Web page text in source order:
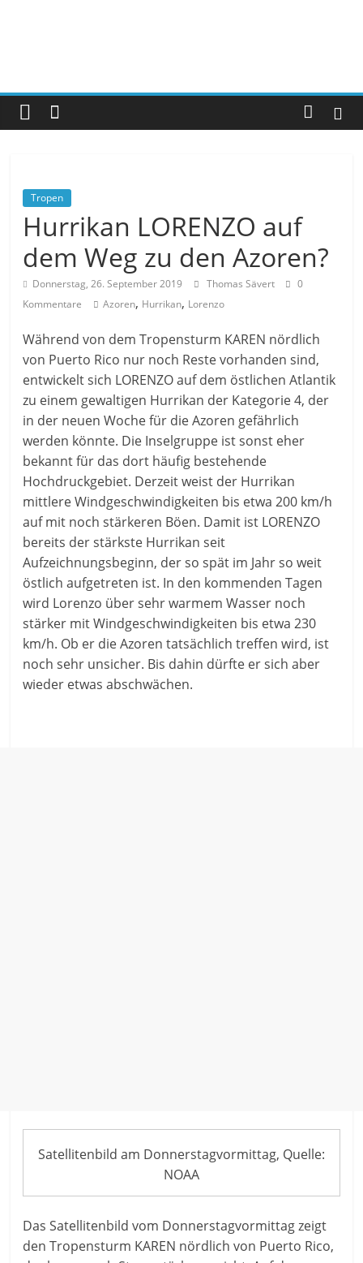
Tropen
Hurrikan LORENZO auf
dem Weg zu den Azoren?
Donnerstag, 26. September 2019 Thomas Sävert
0
Kommentare
Azoren, Hurrikan, Lorenzo
Während von dem Tropensturm KAREN nördlich
von Puerto Rico nur noch Reste vorhanden sind,
entwickelt sich LORENZO auf dem östlichen Atlantik
zu einem gewaltigen Hurrikan der Kategorie 4, der
in der neuen Woche für die Azoren gefährlich
werden könnte. Die Inselgruppe ist sonst eher
bekannt für das dort häufig bestehende
Hochdruckgebiet. Derzeit weist der Hurrikan
mittlere Windgeschwindigkeiten bis etwa 200 km/h
auf mit noch stärkeren Böen. Damit ist LORENZO
bereits der stärkste Hurrikan seit
Aufzeichnungsbeginn, der so spät im Jahr so weit
östlich aufgetreten ist. In den kommenden Tagen
wird Lorenzo über sehr warmem Wasser noch
stärker mit Windgeschwindigkeiten bis etwa 230
km/h. Ob er die Azoren tatsächlich treffen wird, ist
noch sehr unsicher. Bis dahin dürfte er sich aber
wieder etwas abschwächen.
Satellitenbild am Donnerstagvormittag, Quelle:
NOAA
Das Satellitenbild vom Donnerstagvormittag zeigt
den Tropensturm KAREN nördlich von Puerto Rico,